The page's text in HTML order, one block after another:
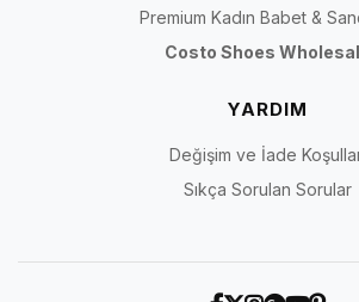
Premium Kadın Babet &
Costo Shoes
YARDIM
Değişim ve İade
Sıkça Sorulan Sorular